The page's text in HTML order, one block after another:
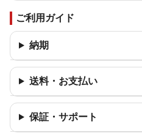
ご利用ガイド
納期
送料・お支払い
保証・サポート